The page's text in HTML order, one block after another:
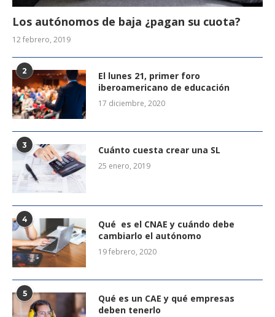
Los autónomos de baja ¿pagan su cuota?
12 febrero, 2019
2
El lunes 21, primer foro
iberoamericano de educación
17 diciembre, 2020
3 Cuánto cuesta crear una SL
25 enero, 2019
4
Qué es el CNAE y cuándo debe
cambiarlo el autónomo
19 febrero, 2020
5
Qué es un CAE y qué empresas
deben tenerlo